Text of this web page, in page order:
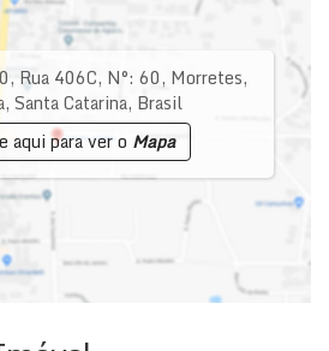
, Rua 406C, N°: 60, Morretes,
, Santa Catarina, Brasil
aqui para ver o Mapa